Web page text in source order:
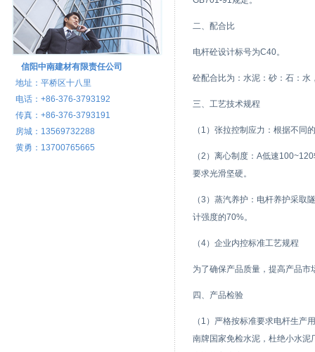
信阳中南建材有限责任公司
地址：平桥区十八里
电话：+86-376-3793192
传真：+86-376-3793191
房城：13569732288
黄勇：13700765665
二、配合比
电杆砼设计标号为C40。
砼配合比为：水泥：砂：石：水
三、工艺技术规程
（1）张拉控制应力：根据不同
（2）离心制度：A低速
要求光滑坚硬。
（3）蒸汽养护：电杆养护采取
计强度的70%。
（4）企业内控标准工艺规程
为了确保产品质量，提高产品
四、产品检验
（1）严格按标准要求电杆生
南牌国家免检水泥，杜绝小水泥